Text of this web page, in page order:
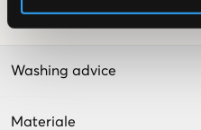
Washing advice
Materiale